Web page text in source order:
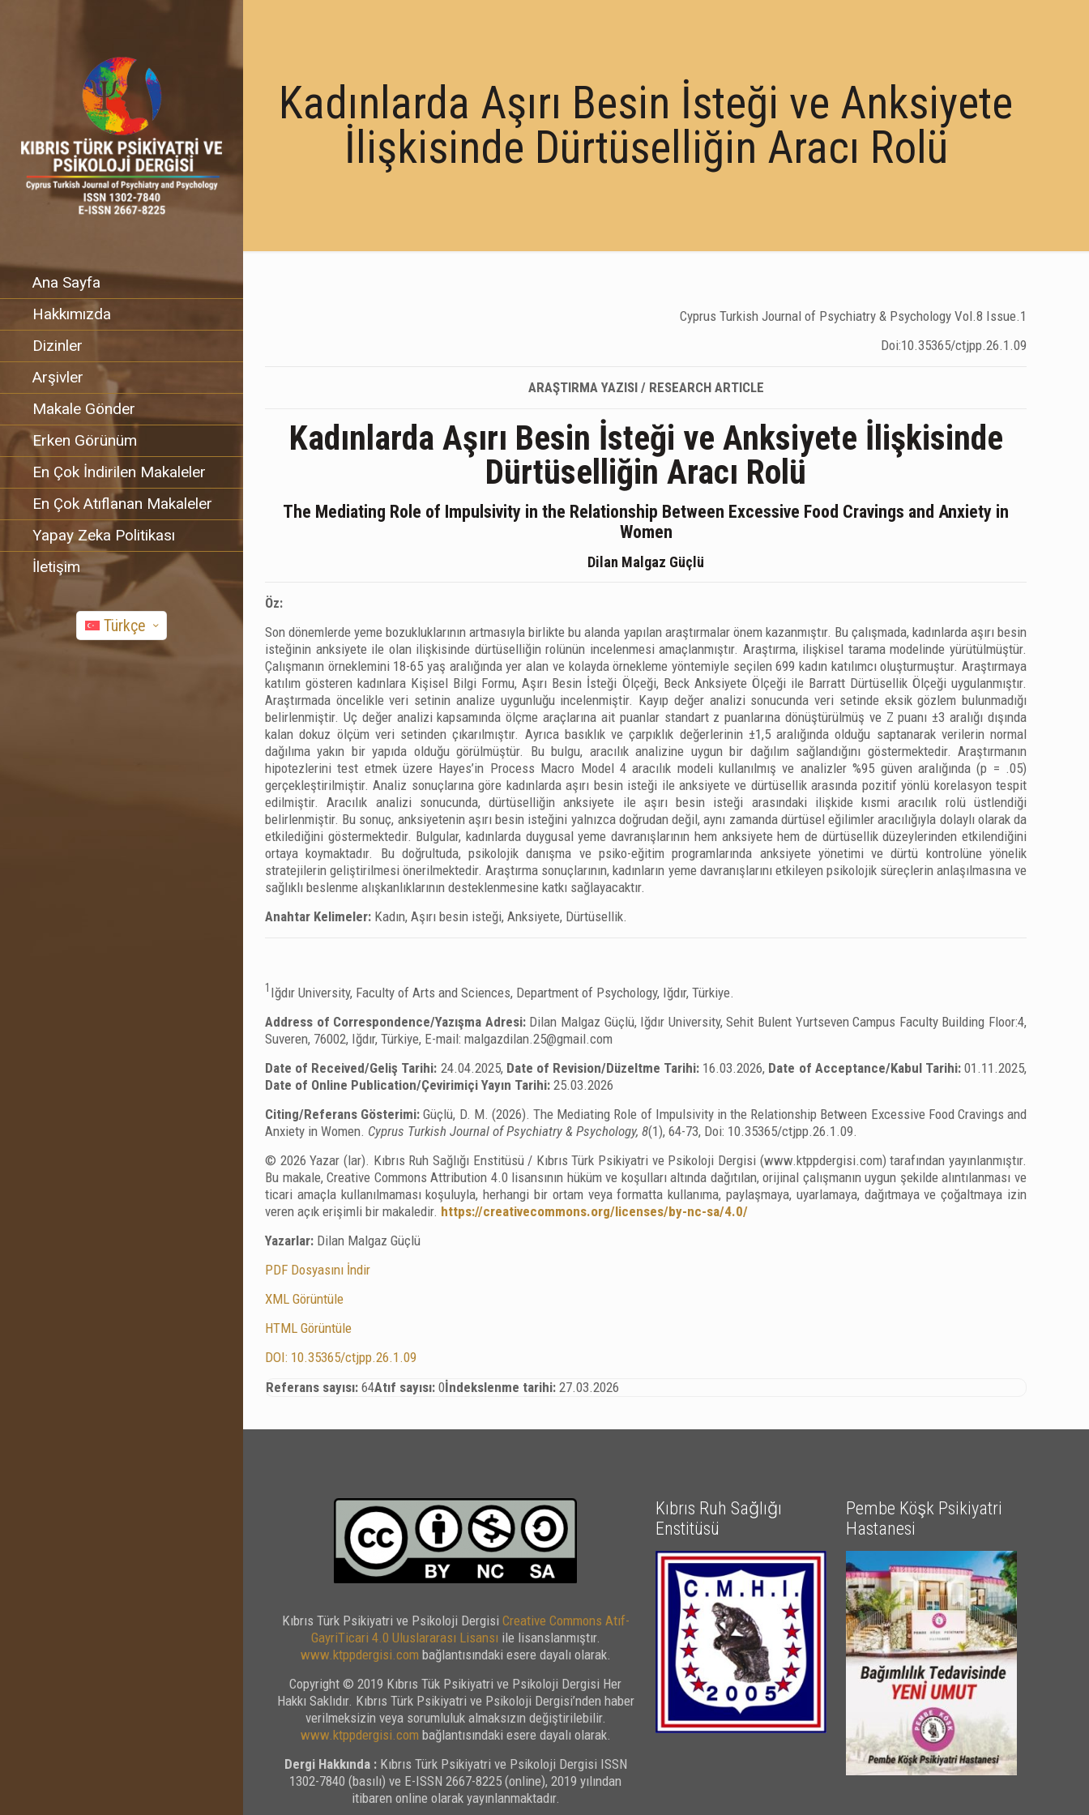
Ana Sayfa
Hakkımızda
Dizinler
Arşivler
Makale Gönder
Erken Görünüm
En Çok İndirilen Makaleler
En Çok Atıflanan Makaleler
Yapay Zeka Politikası
İletişim
Türkçe
Kadınlarda Aşırı Besin İsteği ve Anksiyete
İlişkisinde Dürtüselliğin Aracı Rolü
Cyprus Turkish Journal of Psychiatry & Psychology Vol.8 Issue.1
Doi:10.35365/ctjpp.26.1.09
ARAŞTIRMA YAZISI / RESEARCH ARTICLE
Kadınlarda Aşırı Besin İsteği ve Anksiyete İlişkisinde
Dürtüselliğin Aracı Rolü
The Mediating Role of Impulsivity in the Relationship Between Excessive Food Cravings and Anxiety in
Women
Dilan Malgaz Güçlü
Öz:
Son dönemlerde yeme bozukluklarının artmasıyla birlikte bu alanda yapılan araştırmalar önem kazanmıştır. Bu çalışmada, kadınlarda aşırı besin
isteğinin anksiyete ile olan ilişkisinde dürtüselliğin rolünün incelenmesi amaçlanmıştır. Araştırma, ilişkisel tarama modelinde yürütülmüştür.
Çalışmanın örneklemini 18-65 yaş aralığında yer alan ve kolayda örnekleme yöntemiyle seçilen 699 kadın katılımcı oluşturmuştur. Araştırmaya
katılım gösteren kadınlara Kişisel Bilgi Formu, Aşırı Besin İsteği Ölçeği, Beck Anksiyete Ölçeği ile Barratt Dürtüsellik Ölçeği uygulanmıştır.
Araştırmada öncelikle veri setinin analize uygunluğu incelenmiştir. Kayıp değer analizi sonucunda veri setinde eksik gözlem bulunmadığı
belirlenmiştir. Uç değer analizi kapsamında ölçme araçlarına ait puanlar standart z puanlarına dönüştürülmüş ve Z puanı ±3 aralığı dışında
kalan dokuz ölçüm veri setinden çıkarılmıştır. Ayrıca basıklık ve çarpıklık değerlerinin ±1,5 aralığında olduğu saptanarak verilerin normal
dağılıma yakın bir yapıda olduğu görülmüştür. Bu bulgu, aracılık analizine uygun bir dağılım sağlandığını göstermektedir. Araştırmanın
hipotezlerini test etmek üzere Hayes’in Process Macro Model 4 aracılık modeli kullanılmış ve analizler %95 güven aralığında (p = .05)
gerçekleştirilmiştir. Analiz sonuçlarına göre kadınlarda aşırı besin isteği ile anksiyete ve dürtüsellik arasında pozitif yönlü korelasyon tespit
edilmiştir. Aracılık analizi sonucunda, dürtüselliğin anksiyete ile aşırı besin isteği arasındaki ilişkide kısmi aracılık rolü üstlendiği
belirlenmiştir. Bu sonuç, anksiyetenin aşırı besin isteğini yalnızca doğrudan değil, aynı zamanda dürtüsel eğilimler aracılığıyla dolaylı olarak da
etkilediğini göstermektedir. Bulgular, kadınlarda duygusal yeme davranışlarının hem anksiyete hem de dürtüsellik düzeylerinden etkilendiğini
ortaya koymaktadır. Bu doğrultuda, psikolojik danışma ve psiko-eğitim programlarında anksiyete yönetimi ve dürtü kontrolüne yönelik
stratejilerin geliştirilmesi önerilmektedir. Araştırma sonuçlarının, kadınların yeme davranışlarını etkileyen psikolojik süreçlerin anlaşılmasına ve
sağlıklı beslenme alışkanlıklarının desteklenmesine katkı sağlayacaktır.
Anahtar Kelimeler: Kadın, Aşırı besin isteği, Anksiyete, Dürtüsellik.
1 Iğdır University, Faculty of Arts and Sciences, Department of Psychology, Iğdır, Türkiye.
Address of Correspondence/Yazışma Adresi:Dilan Malgaz Güçlü, Iğdır University, Sehit Bulent Yurtseven Campus Faculty Building Floor:4,
Suveren, 76002, Iğdır, Türkiye, E-mail: malgazdilan.25@gmail.com
Date of Received/Geliş Tarihi: 24.04.2025, Date of Revision/Düzeltme Tarihi: 16.03.2026, Date of Acceptance/Kabul Tarihi:01.11.2025,
Date of Online Publication/Çevirimiçi Yayın Tarihi: 25.03.2026
Citing/Referans Gösterimi: Güçlü, D. M. (2026). The Mediating Role of Impulsivity in the Relationship Between Excessive Food Cravings and
Anxiety in Women. Cyprus Turkish Journal of Psychiatry & Psychology, 8(1), 64-73, Doi: 10.35365/ctjpp.26.1.09.
© 2026 Yazar (lar). Kıbrıs Ruh Sağlığı Enstitüsü / Kıbrıs Türk Psikiyatri ve Psikoloji Dergisi (www.ktppdergisi.com) tarafından yayınlanmıştır.
Bu makale, Creative Commons Attribution 4.0 lisansının hüküm ve koşulları altında dağıtılan, orijinal çalışmanın uygun şekilde alıntılanması ve
ticari amaçla kullanılmaması koşuluyla, herhangi bir ortam veya formatta kullanıma, paylaşmaya, uyarlamaya, dağıtmaya ve çoğaltmaya izin
veren açık erişimli bir makaledir. https://creativecommons.org/licenses/by-nc-sa/4.0/
Yazarlar: Dilan Malgaz Güçlü
PDF Dosyasını İndir
XML Görüntüle
HTML Görüntüle
DOI: 10.35365/ctjpp.26.1.09
Referans sayısı: 64Atıf sayısı: 0İndekslenme tarihi: 27.03.2026
Kıbrıs Türk Psikiyatri ve Psikoloji Dergisi Creative Commons Atıf-
GayriTicari 4.0 Uluslararası Lisansı ile lisanslanmıştır.
www.ktppdergisi.com bağlantısındaki esere dayalı olarak.
Copyright © 2019 Kıbrıs Tük Psikiyatri ve Psikoloji Dergisi Her
Hakkı Saklıdır. Kıbrıs Türk Psikiyatri ve Psikoloji Dergisi’nden haber
verilmeksizin veya sorumluluk almaksızın değiştirilebilir.
www.ktppdergisi.com bağlantısındaki esere dayalı olarak.
Dergi Hakkında : Kıbrıs Türk Psikiyatri ve Psikoloji Dergisi ISSN
1302-7840 (basılı) ve E-ISSN 2667-8225 (online), 2019 yılından
itibaren online olarak yayınlanmaktadır.
Kıbrıs Ruh Sağlığı
Enstitüsü
Pembe Köşk Psikiyatri
Hastanesi